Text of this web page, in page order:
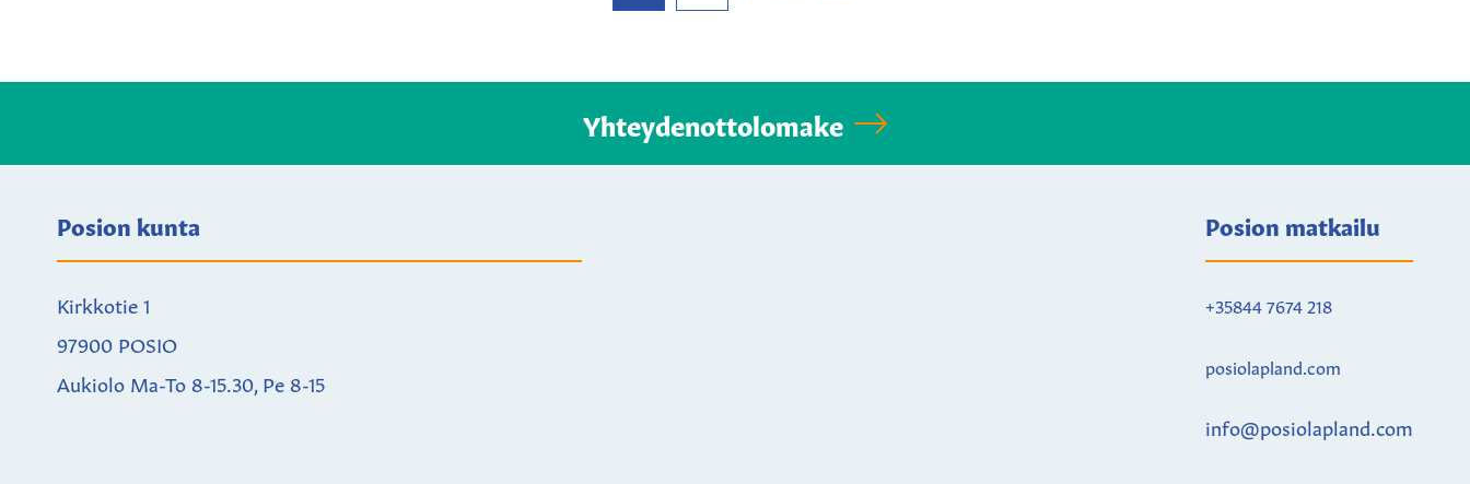
Yhteydenottolomake
Posion kunta
Kirkkotie 1
97900 POSIO
Aukiolo Ma-To 8-15.30, Pe 8-15
Posion matkailu
+35844 7674 218
posiolapland.com
info@posiolapland.com